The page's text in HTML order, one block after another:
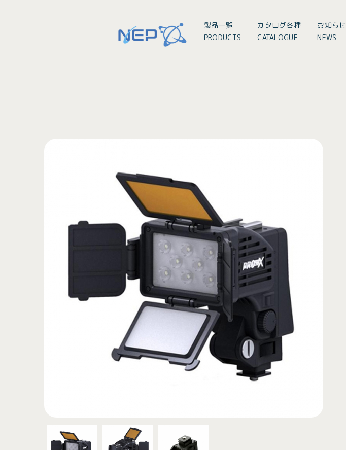
製品一覧
PRODUCTS
カタログ各種
CATALOGUE
お知らせ
NEWS